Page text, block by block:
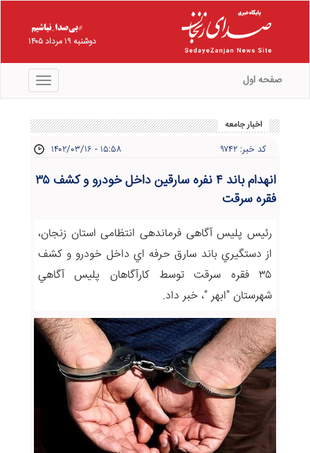
دوشنبه ۱۹ مرداد ۱۴۰۵
منو صفحه اول
اخبار جامعه
کد خبر: ۹۷۴۲ ۱۴۰۲/۰۳/۱۶ - ۱۵:۵۸
انهدام باند ۴ نفره سارقین داخل خودرو و کشف ۳۵
فقره سرقت
رئیس پلیس آگاهی فرماندهی انتظامی استان زنجان،
از دستگيري باند سارق حرفه اي داخل خودرو و کشف
۳۵ فقره سرقت توسط کارآگاهان پليس آگاهي
شهرستان "ابهر "، خبر داد.